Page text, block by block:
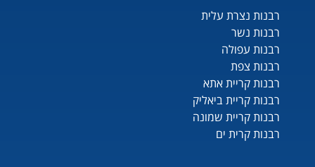
רבנות נצרת עלית
רבנות נשר
רבנות עפולה
רבנות צפת
רבנות קריית אתא
רבנות קריית ביאליק
רבנות קריית שמונה
רבנות קרית ים